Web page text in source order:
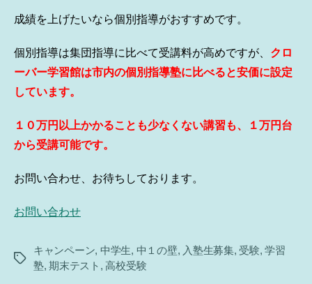
成績を上げたいなら個別指導がおすすめです。
個別指導は集団指導に比べて受講料が高めですが、 クロ
ーバー学習館は市内の個別指導塾に比べると安価に設定
しています。
１０万円以上かかることも少なくない講習も、１万円台
から受講可能です。
お問い合わせ、お待ちしております。
お問い合わせ
タ
キャンペーン, 中学生, 中１の壁, 入塾生募集, 受験,学習
塾,期末テスト ,高校受験